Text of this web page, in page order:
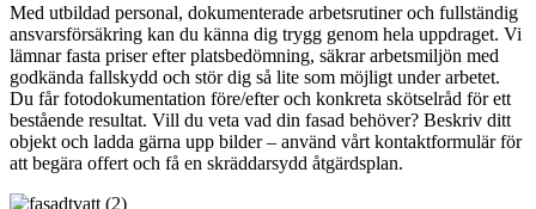
Med utbildad personal, dokumenterade arbetsrutiner och fullständig
ansvarsförsäkring kan du känna dig trygg genom hela uppdraget. Vi
lämnar fasta priser efter platsbedömning, säkrar arbetsmiljön med
godkända fallskydd och stör dig så lite som möjligt under arbetet.
Du får fotodokumentation före/efter och konkreta skötselråd för ett
bestående resultat. Vill du veta vad din fasad behöver? Beskriv ditt
objekt och ladda gärna upp bilder – använd vårt kontaktformulär för
att begära offert och få en skräddarsydd åtgärdsplan.